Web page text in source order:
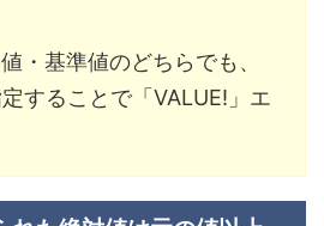
・基準値のどちらでも、
することで「VALUE!」エ